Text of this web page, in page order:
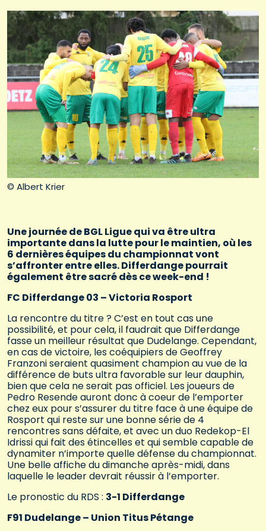
© Albert Krier
Une journée de BGL Ligue qui va être ultra
importante dans la lutte pour le maintien, où les
6 dernières équipes du championnat vont
s’affronter entre elles. Differdange pourrait
également être sacré dès ce week-end !
FC Differdange 03 – Victoria Rosport
La rencontre du titre ? C’est en tout cas une
possibilité, et pour cela, il faudrait que Differdange
fasse un meilleur résultat que Dudelange. Cependant,
en cas de victoire, les coéquipiers de Geoffrey
Franzoni seraient quasiment champion au vue de la
différence de buts ultra favorable sur leur dauphin,
bien que cela ne serait pas officiel. Les joueurs de
Pedro Resende auront donc à coeur de l’emporter
chez eux pour s’assurer du titre face à une équipe de
Rosport qui reste sur une bonne série de 4
rencontres sans défaite, et avec un duo Redekop-El
Idrissi qui fait des étincelles et qui semble capable de
dynamiter n’importe quelle défense du championnat.
Une belle affiche du dimanche après-midi, dans
laquelle le leader devrait réussir à l’emporter.
Le pronostic du RDS : 3-1 Differdange
F91 Dudelange – Union Titus Pétange